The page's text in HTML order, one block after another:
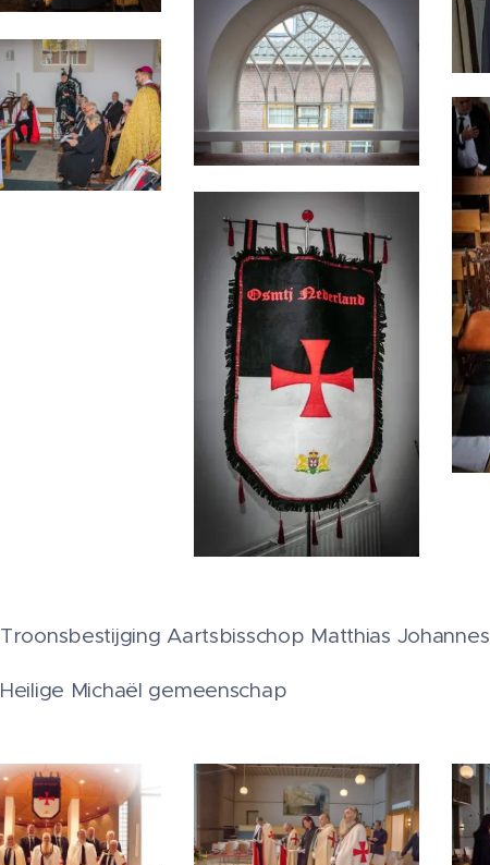
Troonsbestijging Aartsbisschop Matthias Johannes
Heilige Michaël gemeenschap